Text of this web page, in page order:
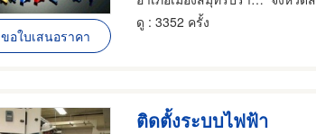
ขอใบเสนอราคา
ดู : 3352 ครั้ง
ติดตั้งระบบไฟฟ้า